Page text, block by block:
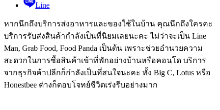
Line
หากนึกถึงบริการส่งอาหารและของใช้ในบ้าน คุณนึกถึงใครคะ
บริการรับส่งสินค้ากำลังเป็นที่นิยมเลยนะคะ ไม่ว่าจะเป็น Line
Man, Grab Food, Food Panda เป็นต้น เพราะช่วยอำนวยความ
สะดวกในการซื้อสินค้าเข้าที่พักอย่างบ้านหรือคอนโด บริการ
จากธุรกิจค้าปลีกก็กำลังเป็นที่สนใจนะคะ ทั้ง Big C, Lotus หรือ
Honestbee ต่างก็ตอบโจทย์ชีวิตเร่งรีบอย่างมาก